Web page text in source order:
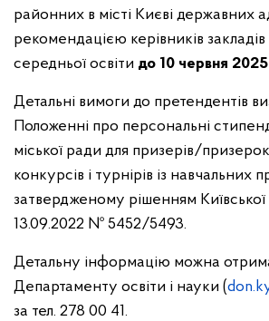
районних в місті Києві державних
рекомендацією керівників закладів
середньої освіти до 10 червня
Детальні вимоги до претендентів
Положенні про персональні
міської ради для призерів/призерок
конкурсів і турнірів із навчальних
затвердженому рішенням Київської
13.09.2022 № 5452/5493.
Детальну інформацію можна
Департаменту освіти і науки (
за тел. 278 00 41.